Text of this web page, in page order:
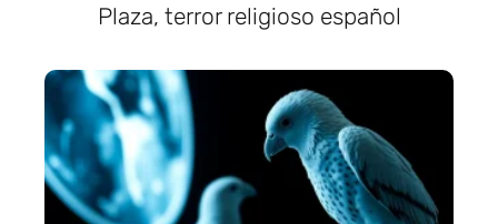
Plaza, terror religioso español